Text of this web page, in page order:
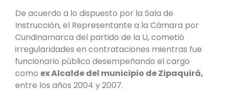
De acuerdo a lo dispuesto por la Sala de
Instrucción, el Representante a la Cámara por
Cundinamarca del partido de la U, cometió
irregularidades en contrataciones mientras fue
funcionario público desempeñando el cargo
como ex Alcalde del municipio de Zipaquirá,
entre los años 2004 y 2007.